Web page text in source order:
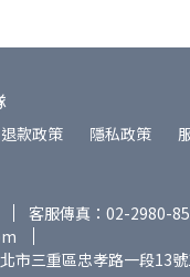
退款政策 隱私政策
客服傳真：02-2980-
市三重區忠孝路一段